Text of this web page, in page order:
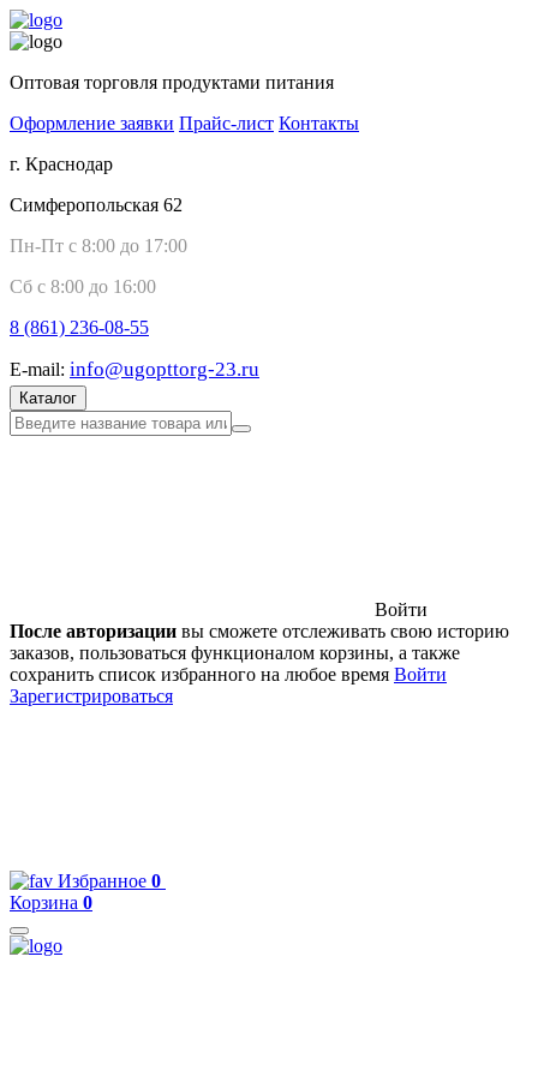
Оптовая торговля продуктами питания
Оформление заявки Прайс-лист Контакты
г. Краснодар
Симферопольская 62
Пн-Пт с 8:00 до 17:00
Сб с 8:00 до 16:00
8 (861) 236-08-55
E-mail: info@ugopttorg-23.ru
Каталог
Войти
После авторизации вы сможете отслеживать свою историю
заказов, пользоваться функционалом корзины, а также
сохранить список избранного на любое время Войти
Зарегистрироваться
Избранное 0
Корзина 0